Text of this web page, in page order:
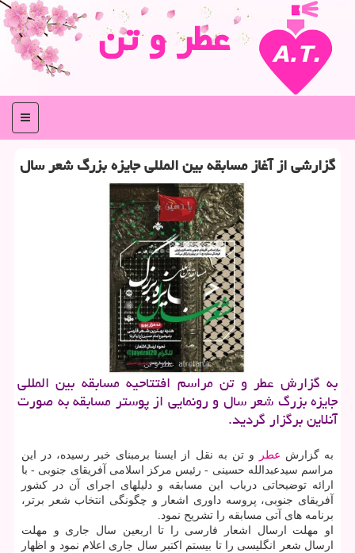
عطر و تن
منو
گزارشی از آغاز مسابقه بین المللی جایزه بزرگ شعر سال
به گزارش عطر و تن مراسم افتتاحیه مسابقه بین المللی
جایزه بزرگ شعر سال و رونمایی از پوستر مسابقه به صورت
آنلاین برگزار گردید.
به گزارش عطر
و تن به نقل از ایسنا برمبنای خبر رسیده، در این
مراسم سیدعبدالله حسینی - رئیس مرکز اسلامی آفریقای جنوبی - با
ارائه توضیحاتی درباب این مسابقه و دلیلهای اجرای آن در کشور
آفریقای جنوبی، پروسه داوری اشعار و چگونگی انتخاب شعر برتر،
برنامه های آتی مسابقه را تشریح نمود.
او مهلت ارسال اشعار فارسی را تا اربعین سال جاری و مهلت
ارسال شعر انگلیسی را تا بیستم اکتبر سال جاری اعلام نمود و اظهار